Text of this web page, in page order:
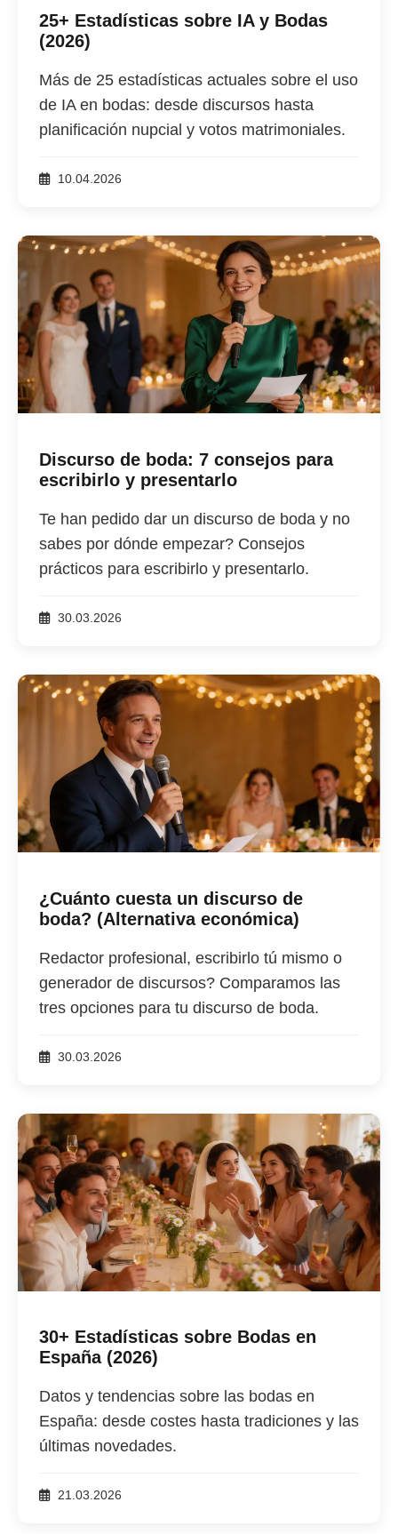
25+ Estadísticas sobre IA y Bodas
(2026)
Más de 25 estadísticas actuales sobre el uso
de IA en bodas: desde discursos hasta
planificación nupcial y votos matrimoniales.
10.04.2026
Discurso de boda: 7 consejos para
escribirlo y presentarlo
Te han pedido dar un discurso de boda y no
sabes por dónde empezar? Consejos
prácticos para escribirlo y presentarlo.
30.03.2026
¿Cuánto cuesta un discurso de
boda? (Alternativa económica)
Redactor profesional, escribirlo tú mismo o
generador de discursos? Comparamos las
tres opciones para tu discurso de boda.
30.03.2026
30+ Estadísticas sobre Bodas en
España (2026)
Datos y tendencias sobre las bodas en
España: desde costes hasta tradiciones y las
últimas novedades.
21.03.2026